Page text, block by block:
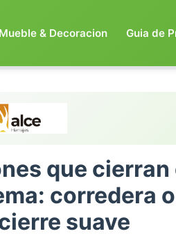
Mueble & Decoracion Guia de
que cierran
corredera
suave